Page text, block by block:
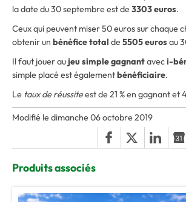
la date du 30 septembre est de3303 euros.
Ceux qui peuvent miser 50 euros sur chaque
obtenir un bénéfice total de5505 euros au
Il faut jouer au jeu simple gagnantaveci-
simple placé est égalementbénéficiaire.
Le taux de réussiteest de 21 % en gagnant et
Modifié le dimanche 06 octobre 2019
Produits associés